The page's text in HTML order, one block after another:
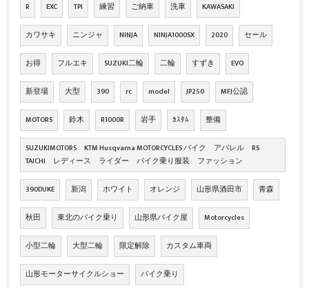
R EXC TPI 練習 ご納車 洗車 KAWASAKI
カワサキ ニンジャ NINJA NINJA1000SX 2020 セール
お得 フルエキ SUZUKI二輪 二輪 すずき EVO
新登場 大型 390 rc model JP250 MFJ公認
MOTORS 鈴木 R1000R 岩手 ｶｽﾀﾑ 整備
SUZUKIMOTORS KTM Husqvarna MOTORCYCLES バイク アパレル RS
TAICHI レディース ライダー バイク乗り服装 ファッション
390DUKE 新潟 ホワイト オレンジ 山形県酒田市 青森
秋田 東北のバイク乗り 山形県バイク屋 Motorcycles
小型二輪 大型二輪 限定解除 カスタム車両
山形モーターサイクルショー バイク乗り